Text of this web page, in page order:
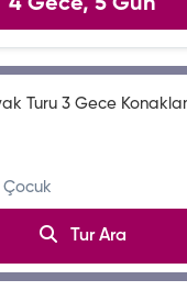
4 Gece, 5 Gün
Çocuk
Tur Ara